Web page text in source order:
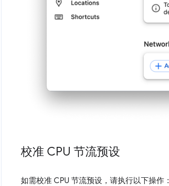
校准 CPU 节流预设
如需校准 CPU 节流预设，请执行以下操作：